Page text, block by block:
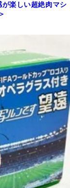
楽しい超絶肉マシ